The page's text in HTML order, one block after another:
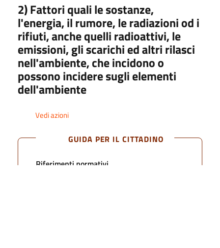
Bilanci
Beni immobili e gestione patrimonio
Controlli e rilievi sull'amministrazione
Pagamenti dell'amministrazione
2) Fattori quali le sostanze,
l'energia, il rumore, le radiazioni od i
rifiuti, anche quelli radioattivi, le
emissioni, gli scarichi ed altri rilasci
nell'ambiente, che incidono o
possono incidere sugli elementi
dell'ambiente
Vedi azioni
GUIDA PER IL CITTADINO
Riferimenti normativi